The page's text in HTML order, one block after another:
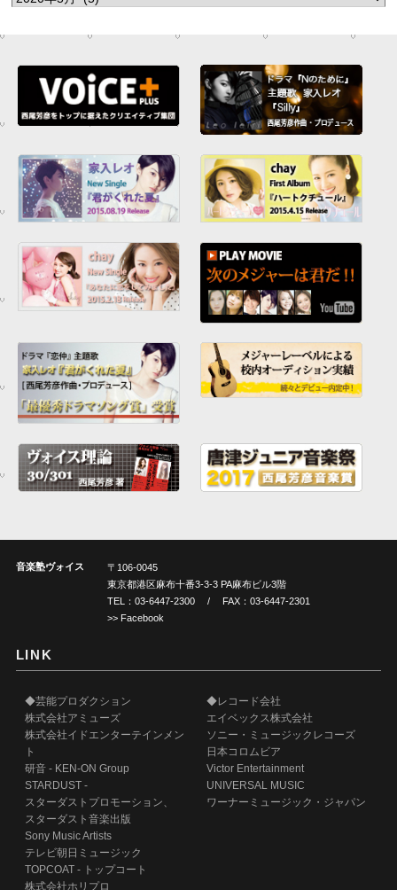
音楽塾ヴォイス
〒106-0045
東京都港区麻布十番3-3-3 PA麻布ビル3階
TEL： 03-6447-2300/ FAX：03-6447-2301
>> Facebook
LINK
◆芸能プロダクション
株式会社アミューズ
株式会社イドエンターテインメン
ト
研音 - KEN-ON Group
STARDUST -
スターダストプロモーション、
スターダスト音楽出版
Sony Music Artists
テレビ朝日ミュージック
TOPCOAT - トップコート
株式会社ホリプロ
◆レコード会社
エイベックス株式会社
ソニー・ミュージックレコーズ
日本コロムビア
Victor Entertainment
UNIVERSAL MUSIC
ワーナーミュージック・ジャパン